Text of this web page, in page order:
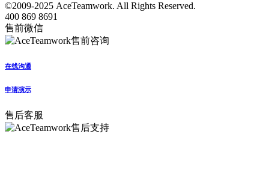
©2009-2025 AceTeamwork. All Rights Reserved.
400 869 8691
售前微信
在线沟通
申请演示
售后客服